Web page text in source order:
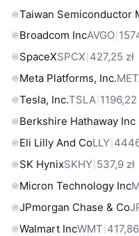
Taiwan Semiconductor
Broadcom IncAVGO
SpaceXSPCX 427,25 zł
Meta Platforms, Inc.
Tesla, Inc.TSLA 1196,22
Berkshire Hathaway Inc
Eli Lilly And CoLLY
SK HynixSKHY 537,9 zł
Micron Technology Inc
JPmorgan Chase & Co
Walmart IncWMT